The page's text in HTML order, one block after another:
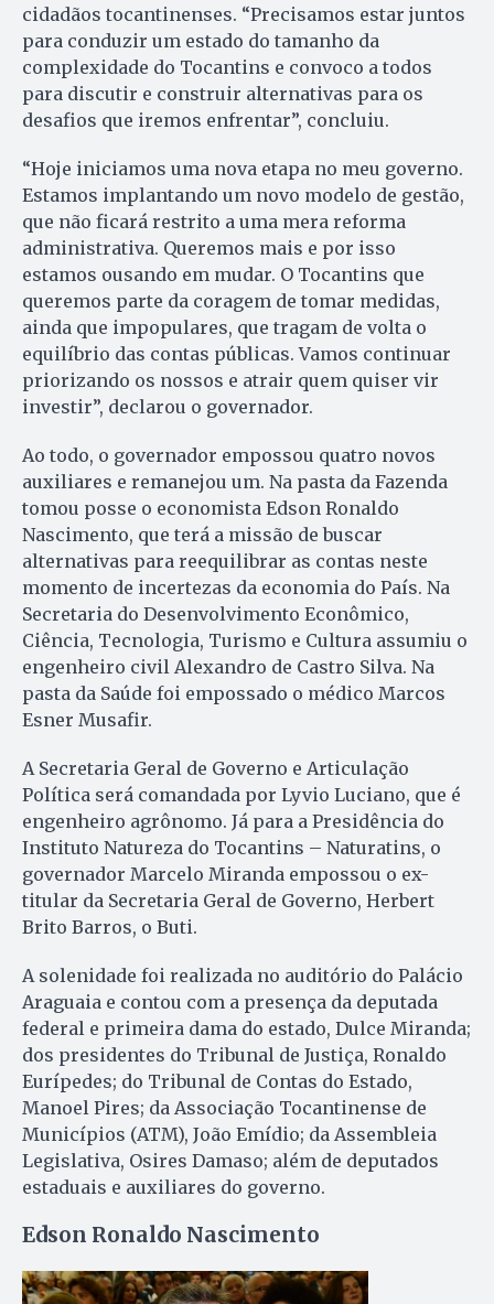
cidadãos tocantinenses. “Precisamos estar juntos
para conduzir um estado do tamanho da
complexidade do Tocantins e convoco a todos
para discutir e construir alternativas para os
desafios que iremos enfrentar”, concluiu.
“Hoje iniciamos uma nova etapa no meu governo.
Estamos implantando um novo modelo de gestão,
que não ficará restrito a uma mera reforma
administrativa. Queremos mais e por isso
estamos ousando em mudar. O Tocantins que
queremos parte da coragem de tomar medidas,
ainda que impopulares, que tragam de volta o
equilíbrio das contas públicas. Vamos continuar
priorizando os nossos e atrair quem quiser vir
investir”, declarou o governador.
Ao todo, o governador empossou quatro novos
auxiliares e remanejou um. Na pasta da Fazenda
tomou posse o economista Edson Ronaldo
Nascimento, que terá a missão de buscar
alternativas para reequilibrar as contas neste
momento de incertezas da economia do País. Na
Secretaria do Desenvolvimento Econômico,
Ciência, Tecnologia, Turismo e Cultura assumiu o
engenheiro civil Alexandro de Castro Silva. Na
pasta da Saúde foi empossado o médico Marcos
Esner Musafir.
A Secretaria Geral de Governo e Articulação
Política será comandada por Lyvio Luciano, que é
engenheiro agrônomo. Já para a Presidência do
Instituto Natureza do Tocantins – Naturatins, o
governador Marcelo Miranda empossou o ex-
titular da Secretaria Geral de Governo, Herbert
Brito Barros, o Buti.
A solenidade foi realizada no auditório do Palácio
Araguaia e contou com a presença da deputada
federal e primeira dama do estado, Dulce Miranda;
dos presidentes do Tribunal de Justiça, Ronaldo
Eurípedes; do Tribunal de Contas do Estado,
Manoel Pires; da Associação Tocantinense de
Municípios (ATM), João Emídio; da Assembleia
Legislativa, Osires Damaso; além de deputados
estaduais e auxiliares do governo.
Edson Ronaldo Nascimento